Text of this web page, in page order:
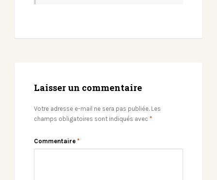
Laisser un commentaire
Votre adresse e-mail ne sera pas publiée. Les
champs obligatoires sont indiqués avec *
Commentaire *